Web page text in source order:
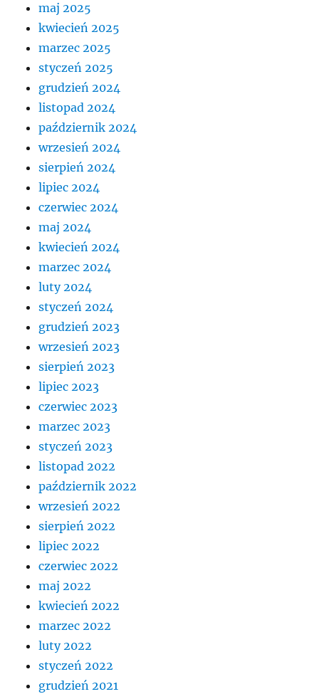
maj 2025
kwiecień 2025
marzec 2025
styczeń 2025
grudzień 2024
listopad 2024
październik 2024
wrzesień 2024
sierpień 2024
lipiec 2024
czerwiec 2024
maj 2024
kwiecień 2024
marzec 2024
luty 2024
styczeń 2024
grudzień 2023
wrzesień 2023
sierpień 2023
lipiec 2023
czerwiec 2023
marzec 2023
styczeń 2023
listopad 2022
październik 2022
wrzesień 2022
sierpień 2022
lipiec 2022
czerwiec 2022
maj 2022
kwiecień 2022
marzec 2022
luty 2022
styczeń 2022
grudzień 2021